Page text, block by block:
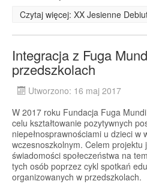
Czytaj więcej: XX Jesienne
Integracja z Fuga
przedszkolach
Utworzono: 16 maj 2017
W 2017 roku Fundacja Fuga
celu kształtowanie pozytywnych
niepełnosprawnościami u dzieci w
wczesnoszkolnym. Celem projektu
świadomości społeczeństwa na
tych osób poprzez cykl spotkań
organizowanych w przedszkolach.